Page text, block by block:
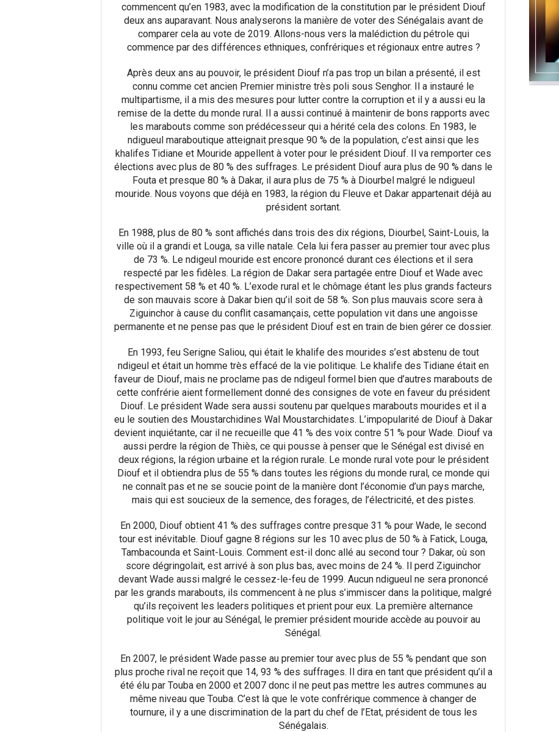
commencent qu’en 1983, avec la modification de la constitution par le président Diouf
deux ans auparavant. Nous analyserons la manière de voter des Sénégalais avant de
comparer cela au vote de 2019. Allons-nous vers la malédiction du pétrole qui
commence par des différences ethniques, confrériques et régionaux entre autres ?
Après deux ans au pouvoir, le président Diouf n’a pas trop un bilan a présenté, il est
connu comme cet ancien Premier ministre très poli sous Senghor. Il a instauré le
multipartisme, il a mis des mesures pour lutter contre la corruption et il y a aussi eu la
remise de la dette du monde rural. Il a aussi continué à maintenir de bons rapports avec
les marabouts comme son prédécesseur qui a hérité cela des colons. En 1983, le
ndigueul maraboutique atteignait presque 90 % de la population, c’est ainsi que les
khalifes Tidiane et Mouride appellent à voter pour le président Diouf. Il va remporter ces
élections avec plus de 80 % des suffrages. Le président Diouf aura plus de 90 % dans le
Fouta et presque 80 % à Dakar, il aura plus de 75 % à Diourbel malgré le ndigueul
mouride. Nous voyons que déjà en 1983, la région du Fleuve et Dakar appartenait déjà au
président sortant.
En 1988, plus de 80 % sont affichés dans trois des dix régions, Diourbel, Saint-Louis, la
ville où il a grandi et Louga, sa ville natale. Cela lui fera passer au premier tour avec plus
de 73 %. Le ndigeul mouride est encore prononcé durant ces élections et il sera
respecté par les fidèles. La région de Dakar sera partagée entre Diouf et Wade avec
respectivement 58 % et 40 %. L’exode rural et le chômage étant les plus grands facteurs
de son mauvais score à Dakar bien qu’il soit de 58 %. Son plus mauvais score sera à
Ziguinchor à cause du conflit casamançais, cette population vit dans une angoisse
permanente et ne pense pas que le président Diouf est en train de bien gérer ce dossier.
En 1993, feu Serigne Saliou, qui était le khalife des mourides s’est abstenu de tout
ndigeul et était un homme très effacé de la vie politique. Le khalife des Tidiane était en
faveur de Diouf, mais ne proclame pas de ndigeul formel bien que d’autres marabouts de
cette confrérie aient formellement donné des consignes de vote en faveur du président
Diouf. Le président Wade sera aussi soutenu par quelques marabouts mourides et il a
eu le soutien des Moustarchidines Wal Moustarchidates. L’impopularité de Diouf à Dakar
devient inquiétante, car il ne recueille que 41 % des voix contre 51 % pour Wade. Diouf va
aussi perdre la région de Thiès, ce qui pousse à penser que le Sénégal est divisé en
deux régions, la région urbaine et la région rurale. Le monde rural vote pour le président
Diouf et il obtiendra plus de 55 % dans toutes les régions du monde rural, ce monde qui
ne connaît pas et ne se soucie point de la manière dont l’économie d’un pays marche,
mais qui est soucieux de la semence, des forages, de l’électricité, et des pistes.
En 2000, Diouf obtient 41 % des suffrages contre presque 31 % pour Wade, le second
tour est inévitable. Diouf gagne 8 régions sur les 10 avec plus de 50 % à Fatick, Louga,
Tambacounda et Saint-Louis. Comment est-il donc allé au second tour ? Dakar, où son
score dégringolait, est arrivé à son plus bas, avec moins de 24 %. Il perd Ziguinchor
devant Wade aussi malgré le cessez-le-feu de 1999. Aucun ndigueul ne sera prononcé
par les grands marabouts, ils commencent à ne plus s’immiscer dans la politique, malgré
qu’ils reçoivent les leaders politiques et prient pour eux. La première alternance
politique voit le jour au Sénégal, le premier président mouride accède au pouvoir au
Sénégal.
En 2007, le président Wade passe au premier tour avec plus de 55 % pendant que son
plus proche rival ne reçoit que 14, 93 % des suffrages. Il dira en tant que président qu’il a
été élu par Touba en 2000 et 2007 donc il ne peut pas mettre les autres communes au
même niveau que Touba. C’est là que le vote confrérique commence à changer de
tournure, il y a une discrimination de la part du chef de l’Etat, président de tous les
Sénégalais.